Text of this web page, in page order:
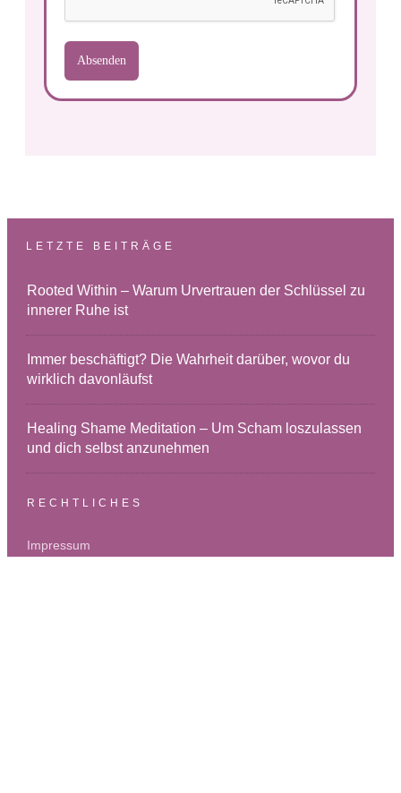
Absenden
LETZTE BEITRÄGE
Rooted Within – Warum Urvertrauen der Schlüssel zu
innerer Ruhe ist
Immer beschäftigt? Die Wahrheit darüber, wovor du
wirklich davonläufst
Healing Shame Meditation – Um Scham loszulassen
und dich selbst anzunehmen
RECHTLICHES
Impressum